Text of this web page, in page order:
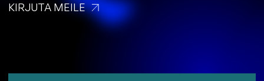
KIRJUTA MEILE